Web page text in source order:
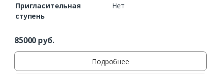
Пригласительная
ступень
Нет
85000 руб.
Подробнее